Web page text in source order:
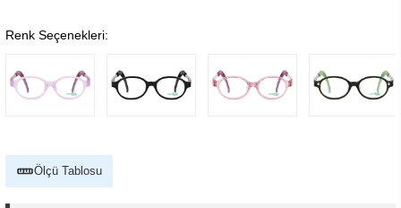
Renk Seçenekleri:
Ölçü Tablosu